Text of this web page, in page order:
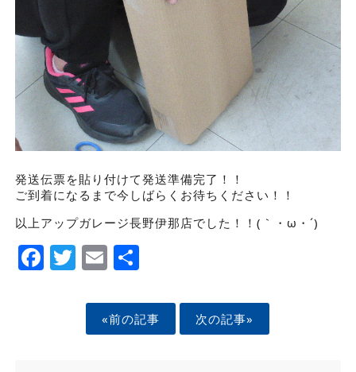
発送伝票を貼り付けて発送準備完了！！
ご到着になるまで今しばらくお待ちください！！
以上アップガレージ長野伊那店でした！！(｀・ω・´)
Facebook
Twitter
EmailShare
«前の記事 次の記事»